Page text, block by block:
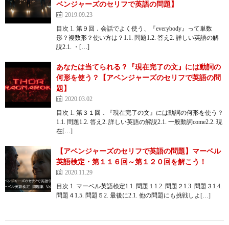
ベンジャーズのセリフで英語の問題】
2019.09.23
目次 1. 第９回．会話でよく使う、『everybody』って単数
形？複数形？使い方は？1.1. 問題1.2. 答え2. 詳しい英語の解
説2.1. ・[…]
あなたは当てられる？『現在完了の文』には動詞の
何形を使う？【アベンジャーズのセリフで英語の問
題】
2020.03.02
目次 1. 第３１回．『現在完了の文』には動詞の何形を使う？
1.1. 問題1.2. 答え2. 詳しい英語の解説2.1. 一般動詞come2.2. 現
在[…]
【アベンジャーズのセリフで英語の問題】マーベル
英語検定・第１１６回～第１２０回を解こう！
2020.11.29
目次 1. マーベル英語検定1.1. 問題１1.2. 問題２1.3. 問題３1.4.
問題４1.5. 問題５2. 最後に2.1. 他の問題にも挑戦しよ[…]